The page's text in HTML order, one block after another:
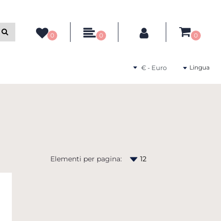
altri filtri disponibili.
0 0 0
Seleziona una valuta
Lingua
Elementi per pagina: